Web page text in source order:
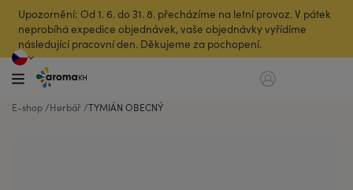
Upozornění: Od 1. 6. do 31. 8. přecházíme na letní provoz. V pátek
neprobíhá expedice objednávek, vaše objednávky vyřídíme
následující pracovní den. Děkujeme za pochopení.
E-shop Herbář TYMIÁN OBECNÝ